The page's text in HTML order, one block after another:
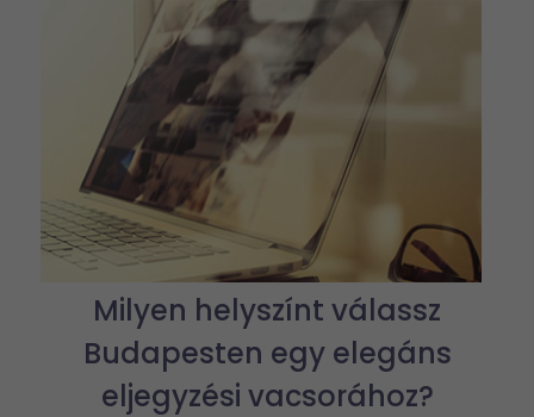
Milyen helyszínt válassz
Budapesten egy elegáns
eljegyzési vacsorához?